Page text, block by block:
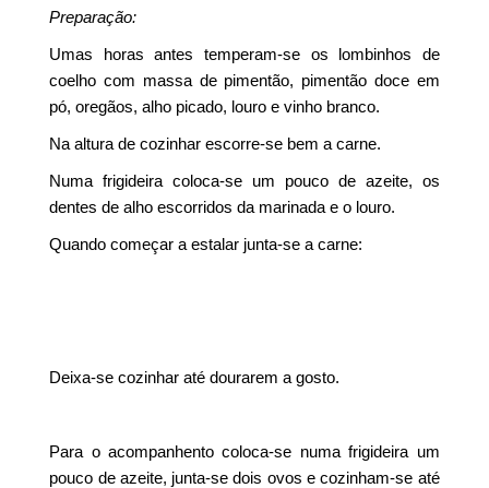
Preparação:
Umas horas antes temperam-se os lombinhos de
coelho com massa de pimentão, pimentão doce em
pó, oregãos, alho picado, louro e vinho branco.
Na altura de cozinhar escorre-se bem a carne.
Numa frigideira coloca-se um pouco de azeite, os
dentes de alho escorridos da marinada e o louro.
Quando começar a estalar junta-se a carne:
Deixa-se cozinhar até dourarem a gosto.
Para o acompanhento coloca-se numa frigideira um
pouco de azeite, junta-se dois ovos e cozinham-se até